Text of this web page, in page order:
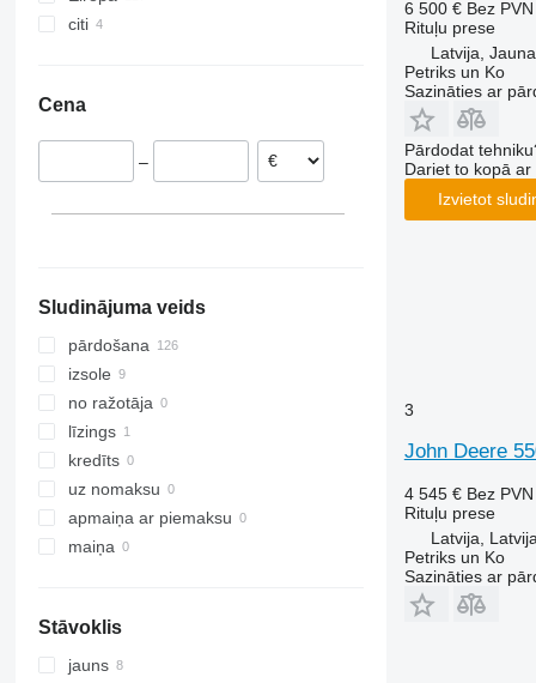
Polija
Zviedrija
citi
Cena
–
Sludinājuma veids
pārdošana
izsole
no ražotāja
līzings
kredīts
uz nomaksu
apmaiņa ar piemaksu
maiņa
Stāvoklis
jauns
6 500 € Bez PVN
Rituļu prese
Latvija,
Petriks un Ko
Sazināties ar
Pārdodat
Dariet to kopā ar
Izvietot
3
John Deere
4 545 € Bez PVN
Rituļu prese
Latvija, Latvija
Petriks un Ko
Sazināties ar